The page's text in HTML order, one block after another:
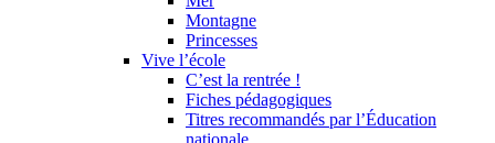
Montagne
Princesses
Vive l’école
C’est la rentrée !
Fiches pédagogiques
Titres recommandés par l’Éducation
nationale